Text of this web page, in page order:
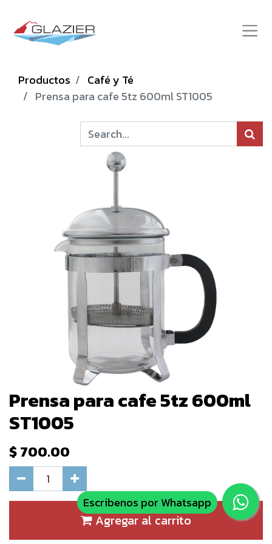
Productos
Café y Té
Prensa para cafe 5tz 600ml ST1005
Prensa para cafe 5tz 600ml
ST1005
$700.00
Agregar al carrito
Escribenos por Whatsapp